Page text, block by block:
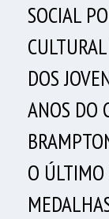
SOCIAL
DOS
ANOS DO
O ÚLTIMO